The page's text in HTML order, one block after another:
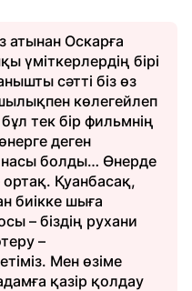
атынан Оскарға
үміткерлердің бірі
сәтті біз өз
көлегейлеп
тек бір фильмнің
деген
болды… Өнерде
ортақ. Қуанбасақ,
биікке шыға
– біздің рухани
–
Мен өзіме
қазір қолдау